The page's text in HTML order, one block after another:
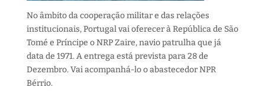
No âmbito da cooperação militar e das relações
institucionais, Portugal vai oferecer à República de São
Tomé e Príncipe o NRP Zaire, navio patrulha que já
data de 1971.A entrega está prevista para 28 de
Dezembro. Vai acompanhá-lo o abastecedor NPR
Bérrio.